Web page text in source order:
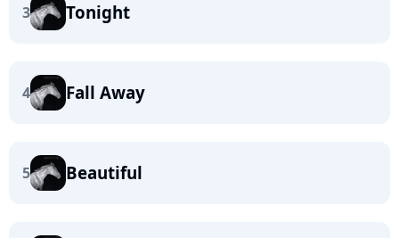
3 Tonight
4 Fall Away
5 Beautiful